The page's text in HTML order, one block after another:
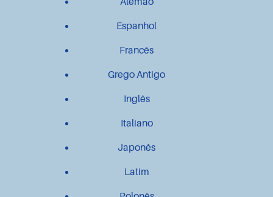
Espanhol
Francês
Grego Antigo
Inglês
Italiano
Japonês
Latim